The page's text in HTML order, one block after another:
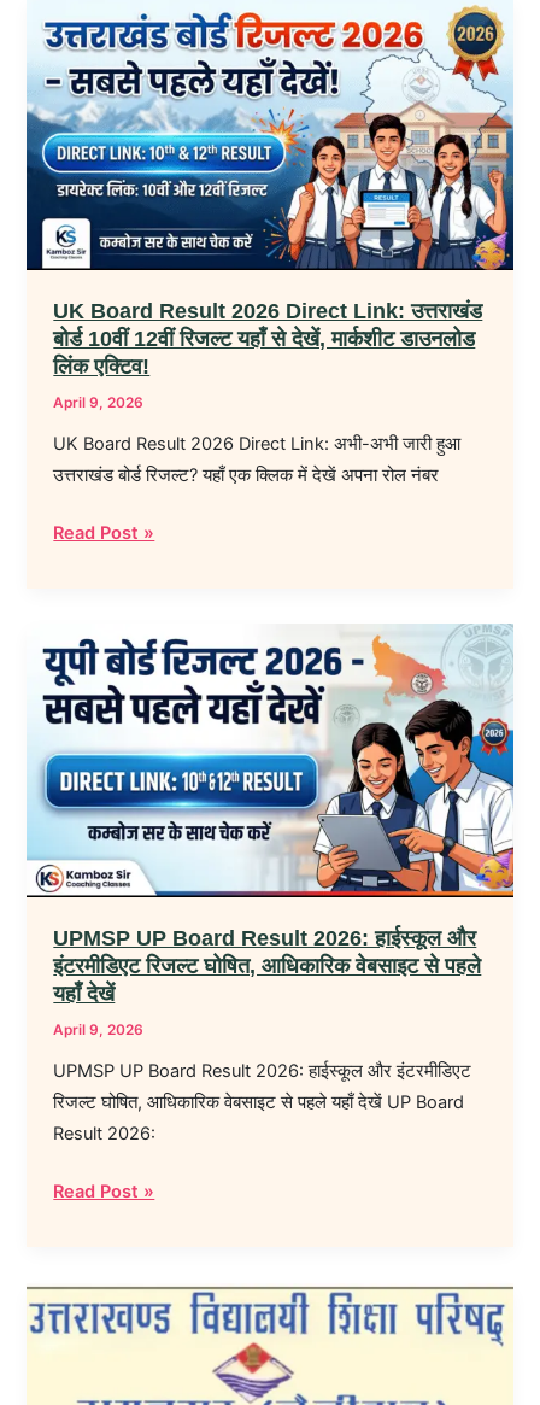
UK Board Result 2026 Direct Link: उत्तराखंड
बोर्ड 10वीं 12वीं रिजल्ट यहाँ से देखें, मार्कशीट डाउनलोड
लिंक एक्टिव!
April 9, 2026
UK Board Result 2026 Direct Link: अभी-अभी जारी हुआ
उत्तराखंड बोर्ड रिजल्ट? यहाँ एक क्लिक में देखें अपना रोल नंबर
Board
Result
2026
Direct
Link:
उत्तराखंड
बोर्ड
10वीं
रिजल्ट
यहाँ
देखें,
मार्कशीट
डाउनलोड
एक्टिव!
Read Post »
UPMSP UP Board Result 2026: हाईस्कूल और
इंटरमीडिएट रिजल्ट घोषित, आधिकारिक वेबसाइट से पहले
यहाँ देखें
April 9, 2026
UPMSP UP Board Result 2026: हाईस्कूल और इंटरमीडिएट
रिजल्ट घोषित, आधिकारिक वेबसाइट से पहले यहाँ देखें UP Board
Result 2026:
UPMSP
UP
Board
2026:
हाईस्कूल
इंटरमीडिएट
रिजल्ट
आधिकारिक
वेबसाइट
यहाँ
देखें
Read Post »
Check
UK